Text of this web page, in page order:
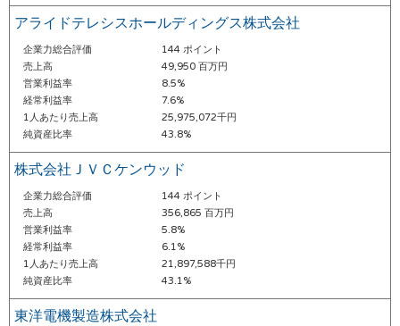
アライドテレシスホールディングス株式会社
企業力総合評価
144 ポイント
売上高
49,950 百万円
営業利益率
8.5%
経常利益率
7.6%
1人あたり売上高
25,975,072千円
純資産比率
43.8%
株式会社ＪＶＣケンウッド
企業力総合評価
144 ポイント
売上高
356,865 百万円
営業利益率
5.8%
経常利益率
6.1%
1人あたり売上高
21,897,588千円
純資産比率
43.1%
東洋電機製造株式会社